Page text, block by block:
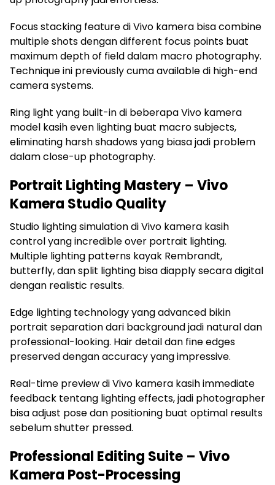
Focus stacking feature di Vivo kamera bisa combine
multiple shots dengan different focus points buat
maximum depth of field dalam macro photography.
Technique ini previously cuma available di high-end
camera systems.
Ring light yang built-in di beberapa Vivo kamera
model kasih even lighting buat macro subjects,
eliminating harsh shadows yang biasa jadi problem
dalam close-up photography.
Portrait Lighting Mastery – Vivo
Kamera Studio Quality
Studio lighting simulation di Vivo kamera kasih
control yang incredible over portrait lighting.
Multiple lighting patterns kayak Rembrandt,
butterfly, dan split lighting bisa diapply secara digital
dengan realistic results.
Edge lighting technology yang advanced bikin
portrait separation dari background jadi natural dan
professional-looking. Hair detail dan fine edges
preserved dengan accuracy yang impressive.
Real-time preview di Vivo kamera kasih immediate
feedback tentang lighting effects, jadi photographer
bisa adjust pose dan positioning buat optimal results
sebelum shutter pressed.
Professional Editing Suite – Vivo
Kamera Post-Processing